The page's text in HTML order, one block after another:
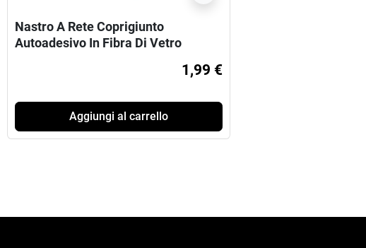
Nastro A Rete Coprigiunto
Autoadesivo In Fibra Di Vetro
1,99 €
Aggiungi al carrello